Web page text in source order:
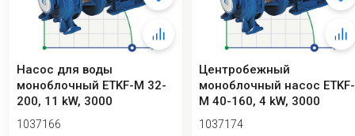
Насос для воды
моноблочный ETKF-M 32-
200, 11 kW, 3000
1037166
Центробежный
моноблочный насос ETKF-
M 40-160, 4 kW, 3000
1037174